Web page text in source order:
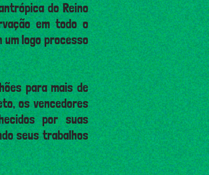
do Reino
em todo o
logo processo
para mais de
os vencedores
por suas
seus trabalhos